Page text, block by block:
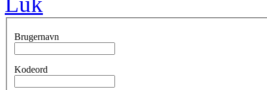
Brugernavn
Kodeord